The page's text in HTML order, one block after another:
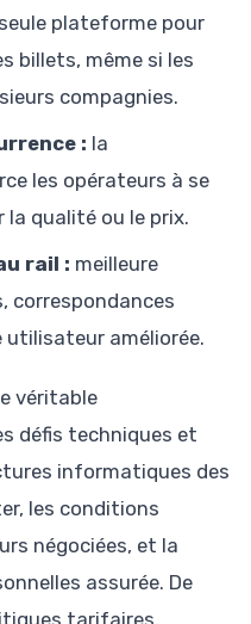
plateforme pour
billets, même si les
compagnies.
: la
les opérateurs à se
la qualité ou le prix.
rail : meilleure
correspondances
utilisateur améliorée.
véritable
défis techniques et
informatiques des
les conditions
négociées, et la
assurée. De